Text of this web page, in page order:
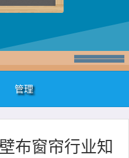
管理
布窗帘行业知